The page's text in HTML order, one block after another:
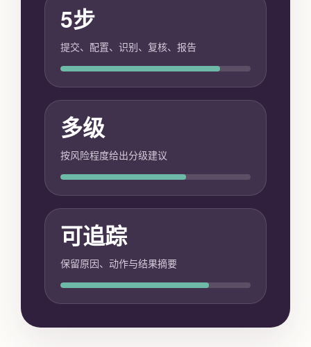
5步
提交、配置、识别、复核、报告
多级
按风险程度给出分级建议
可追踪
保留原因、动作与结果摘要